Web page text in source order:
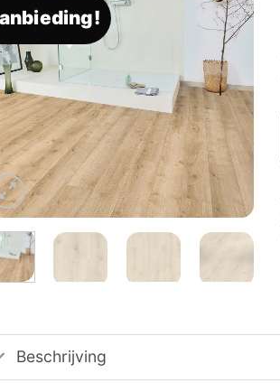
Toevoegen
verlanglijst
Beschrijving